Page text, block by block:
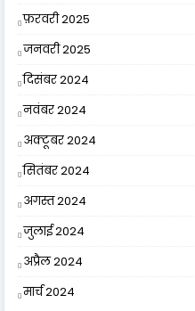
फ़रवरी 2025
जनवरी 2025
दिसंबर 2024
नवंबर 2024
अक्टूबर 2024
सितंबर 2024
अगस्त 2024
जुलाई 2024
अप्रैल 2024
मार्च 2024